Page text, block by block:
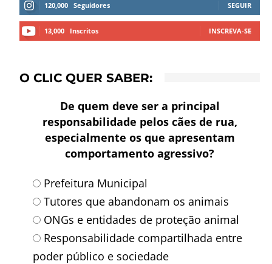
120,000 Seguidores SEGUIR
13,000 Inscritos INSCREVA-SE
O CLIC QUER SABER:
De quem deve ser a principal
responsabilidade pelos cães de rua,
especialmente os que apresentam
comportamento agressivo?
Prefeitura Municipal
Tutores que abandonam os animais
ONGs e entidades de proteção animal
Responsabilidade compartilhada entre
poder público e sociedade